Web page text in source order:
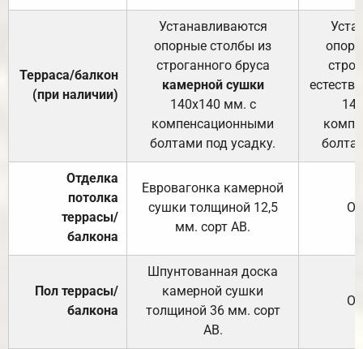
Терраса/балкон
(при наличии)
Устанавливаются
опорные столбы из
строганного бруса
камерной сушки
140х140 мм. с
компенсационными
болтами под усадку.
Отделка
потолка
террасы/
балкона
Евровагонка камерной
сушки толщиной 12,5
мм. сорт АВ.
Пол террасы/
балкона
Шпунтованная доска
камерной сушки
толщиной 36 мм. сорт
АВ.